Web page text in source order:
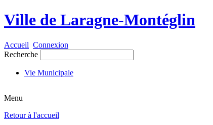
Ville de Laragne-Montéglin
Accueil Connexion
Recherche
Vie Municipale
Menu
Retour à l'accueil